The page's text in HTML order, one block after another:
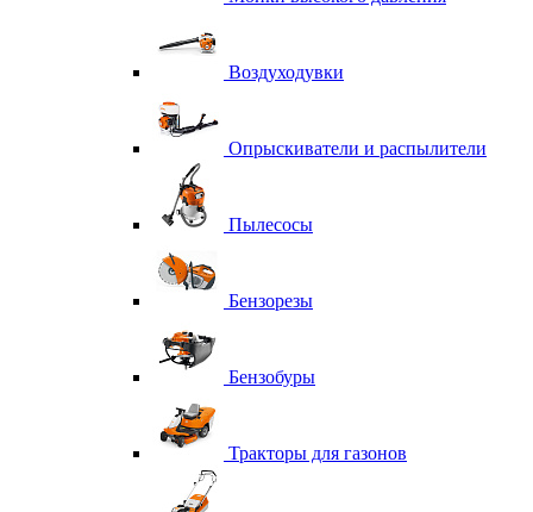
Воздуходувки
Опрыскиватели и распылители
Пылесосы
Бензорезы
Бензобуры
Тракторы для газонов